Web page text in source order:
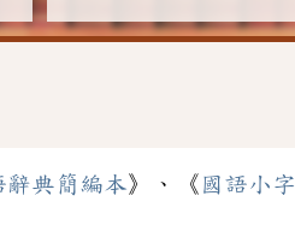
辭典簡編本》、《 國語小字